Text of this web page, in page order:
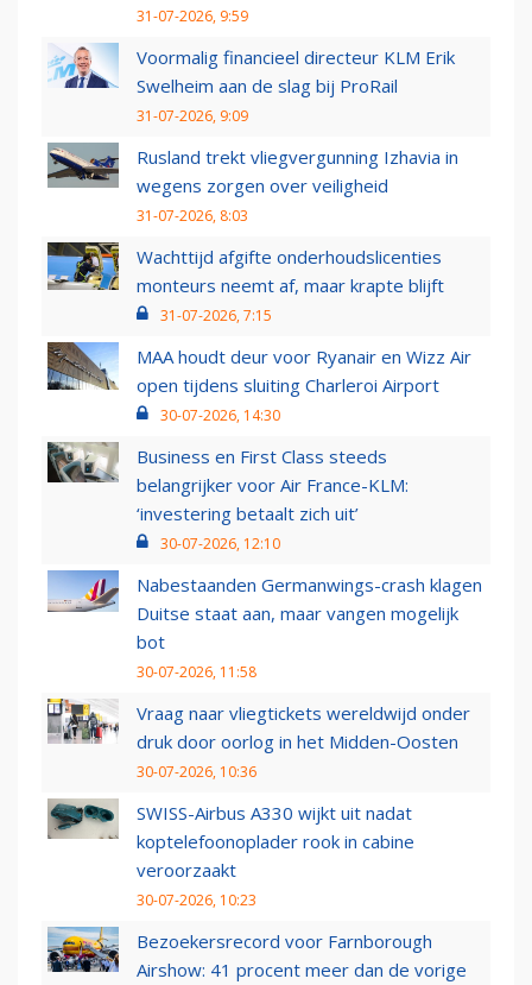
31-07-2026, 9:59
Voormalig financieel directeur KLM Erik
Swelheim aan de slag bij ProRail
31-07-2026, 9:09
Rusland trekt vliegvergunning Izhavia in
wegens zorgen over veiligheid
31-07-2026, 8:03
Wachttijd afgifte onderhoudslicenties
monteurs neemt af, maar krapte blijft
31-07-2026, 7:15
MAA houdt deur voor Ryanair en Wizz Air
open tijdens sluiting Charleroi Airport
30-07-2026, 14:30
Business en First Class steeds
belangrijker voor Air France-KLM:
‘investering betaalt zich uit’
30-07-2026, 12:10
Nabestaanden Germanwings-crash klagen
Duitse staat aan, maar vangen mogelijk
bot
30-07-2026, 11:58
Vraag naar vliegtickets wereldwijd onder
druk door oorlog in het Midden-Oosten
30-07-2026, 10:36
SWISS-Airbus A330 wijkt uit nadat
koptelefoonoplader rook in cabine
veroorzaakt
30-07-2026, 10:23
Bezoekersrecord voor Farnborough
Airshow: 41 procent meer dan de vorige